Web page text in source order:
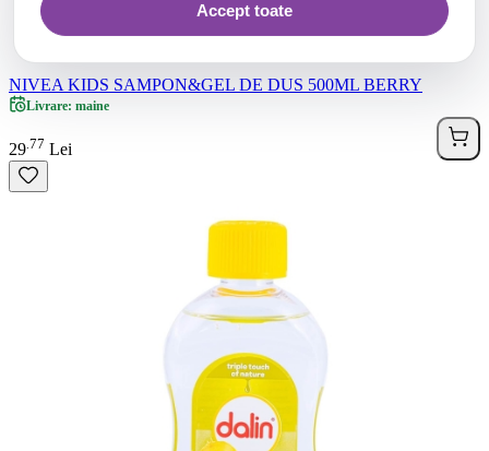
Accept toate
NIVEA KIDS SAMPON&GEL DE DUS 500ML BERRY
Livrare: maine
29 77 Lei